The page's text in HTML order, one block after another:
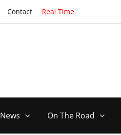
Contact Real Time
News On The Road